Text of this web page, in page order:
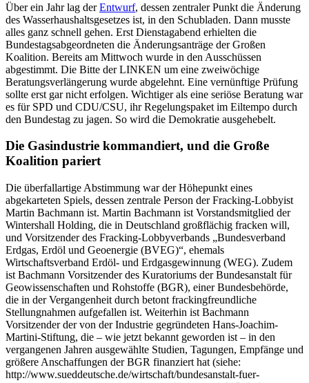
Über ein Jahr lag derEntwurf, dessen zentraler Punkt die Änderung
des Wasserhaushaltsgesetzes ist, in den Schubladen. Dann musste
alles ganz schnell gehen. Erst Dienstagabend erhielten die
Bundestagsabgeordneten die Änderungsanträge der Großen
Koalition. Bereits am Mittwoch wurde in den Ausschüssen
abgestimmt. Die Bitte der LINKEN um eine zweiwöchige
Beratungsverlängerung wurde abgelehnt. Eine vernünftige Prüfung
sollte erst gar nicht erfolgen. Wichtiger als eine seriöse Beratung war
es für SPD und CDU/CSU, ihr Regelungspaket im Eiltempo durch
den Bundestag zu jagen. So wird die Demokratie ausgehebelt.
Die Gasindustrie kommandiert, und die Große
Koalition pariert
Die überfallartige Abstimmung war der Höhepunkt eines
abgekarteten Spiels, dessen zentrale Person der Fracking-Lobbyist
Martin Bachmann ist. Martin Bachmann ist Vorstandsmitglied der
Wintershall Holding, die in Deutschland großflächig fracken will,
und Vorsitzender des Fracking-Lobbyverbands „Bundesverband
Erdgas, Erdöl und Geoenergie (BVEG)“, ehemals
Wirtschaftsverband Erdöl- und Erdgasgewinnung (WEG). Zudem
ist Bachmann Vorsitzender des Kuratoriums der Bundesanstalt für
Geowissenschaften und Rohstoffe (BGR), einer Bundesbehörde,
die in der Vergangenheit durch betont frackingfreundliche
Stellungnahmen aufgefallen ist. Weiterhin ist Bachmann
Vorsitzender der von der Industrie gegründeten Hans-Joachim-
Martini-Stiftung, die – wie jetzt bekannt geworden ist – in den
vergangenen Jahren ausgewählte Studien, Tagungen, Empfänge und
größere Anschaffungen der BGR finanziert hat (siehe:
http://www.sueddeutsche.de/wirtschaft/bundesanstalt-fuer-